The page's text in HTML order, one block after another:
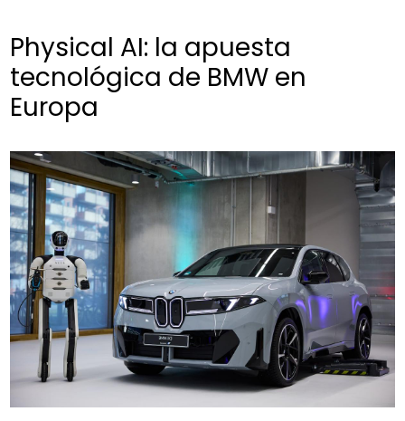
Physical AI: la apuesta
tecnológica de BMW en
Europa